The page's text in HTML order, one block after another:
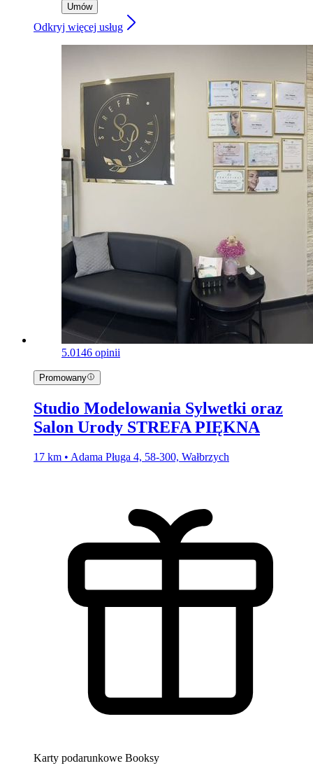
Umów
Odkryj więcej usług
5.0146 opinii
Promowany
Studio Modelowania Sylwetki oraz
Salon Urody STREFA PIĘKNA
17 km • Adama Pługa 4, 58-300, Wałbrzych
Karty podarunkowe Booksy